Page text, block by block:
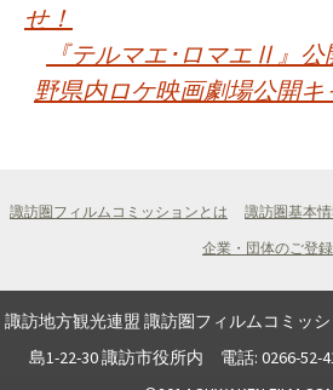
稿
ナ
ビ
ー
せ！
『テルマエ･ロマエⅡ』
野県内ロケ映画劇場公開
諏訪圏フィルムコミッションとは 諏訪圏基本
企業・団体のご登録
諏訪地方観光連盟 諏訪圏フィルムコミッ
島1-22-30 諏訪市役所内 電話: 0266-52-